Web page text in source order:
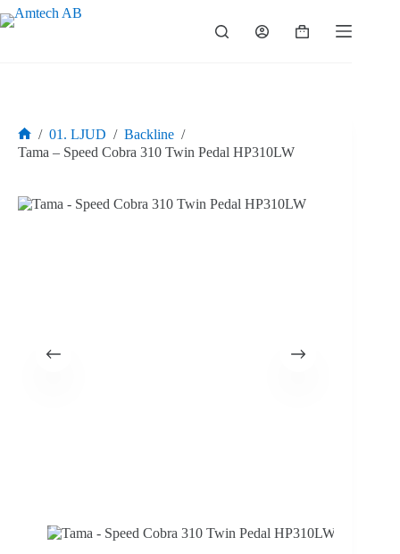
Hoppa
till
Varukorg
Hem
/ 01. LJUD / Backline /
Tama – Speed Cobra 310 Twin Pedal HP310LW